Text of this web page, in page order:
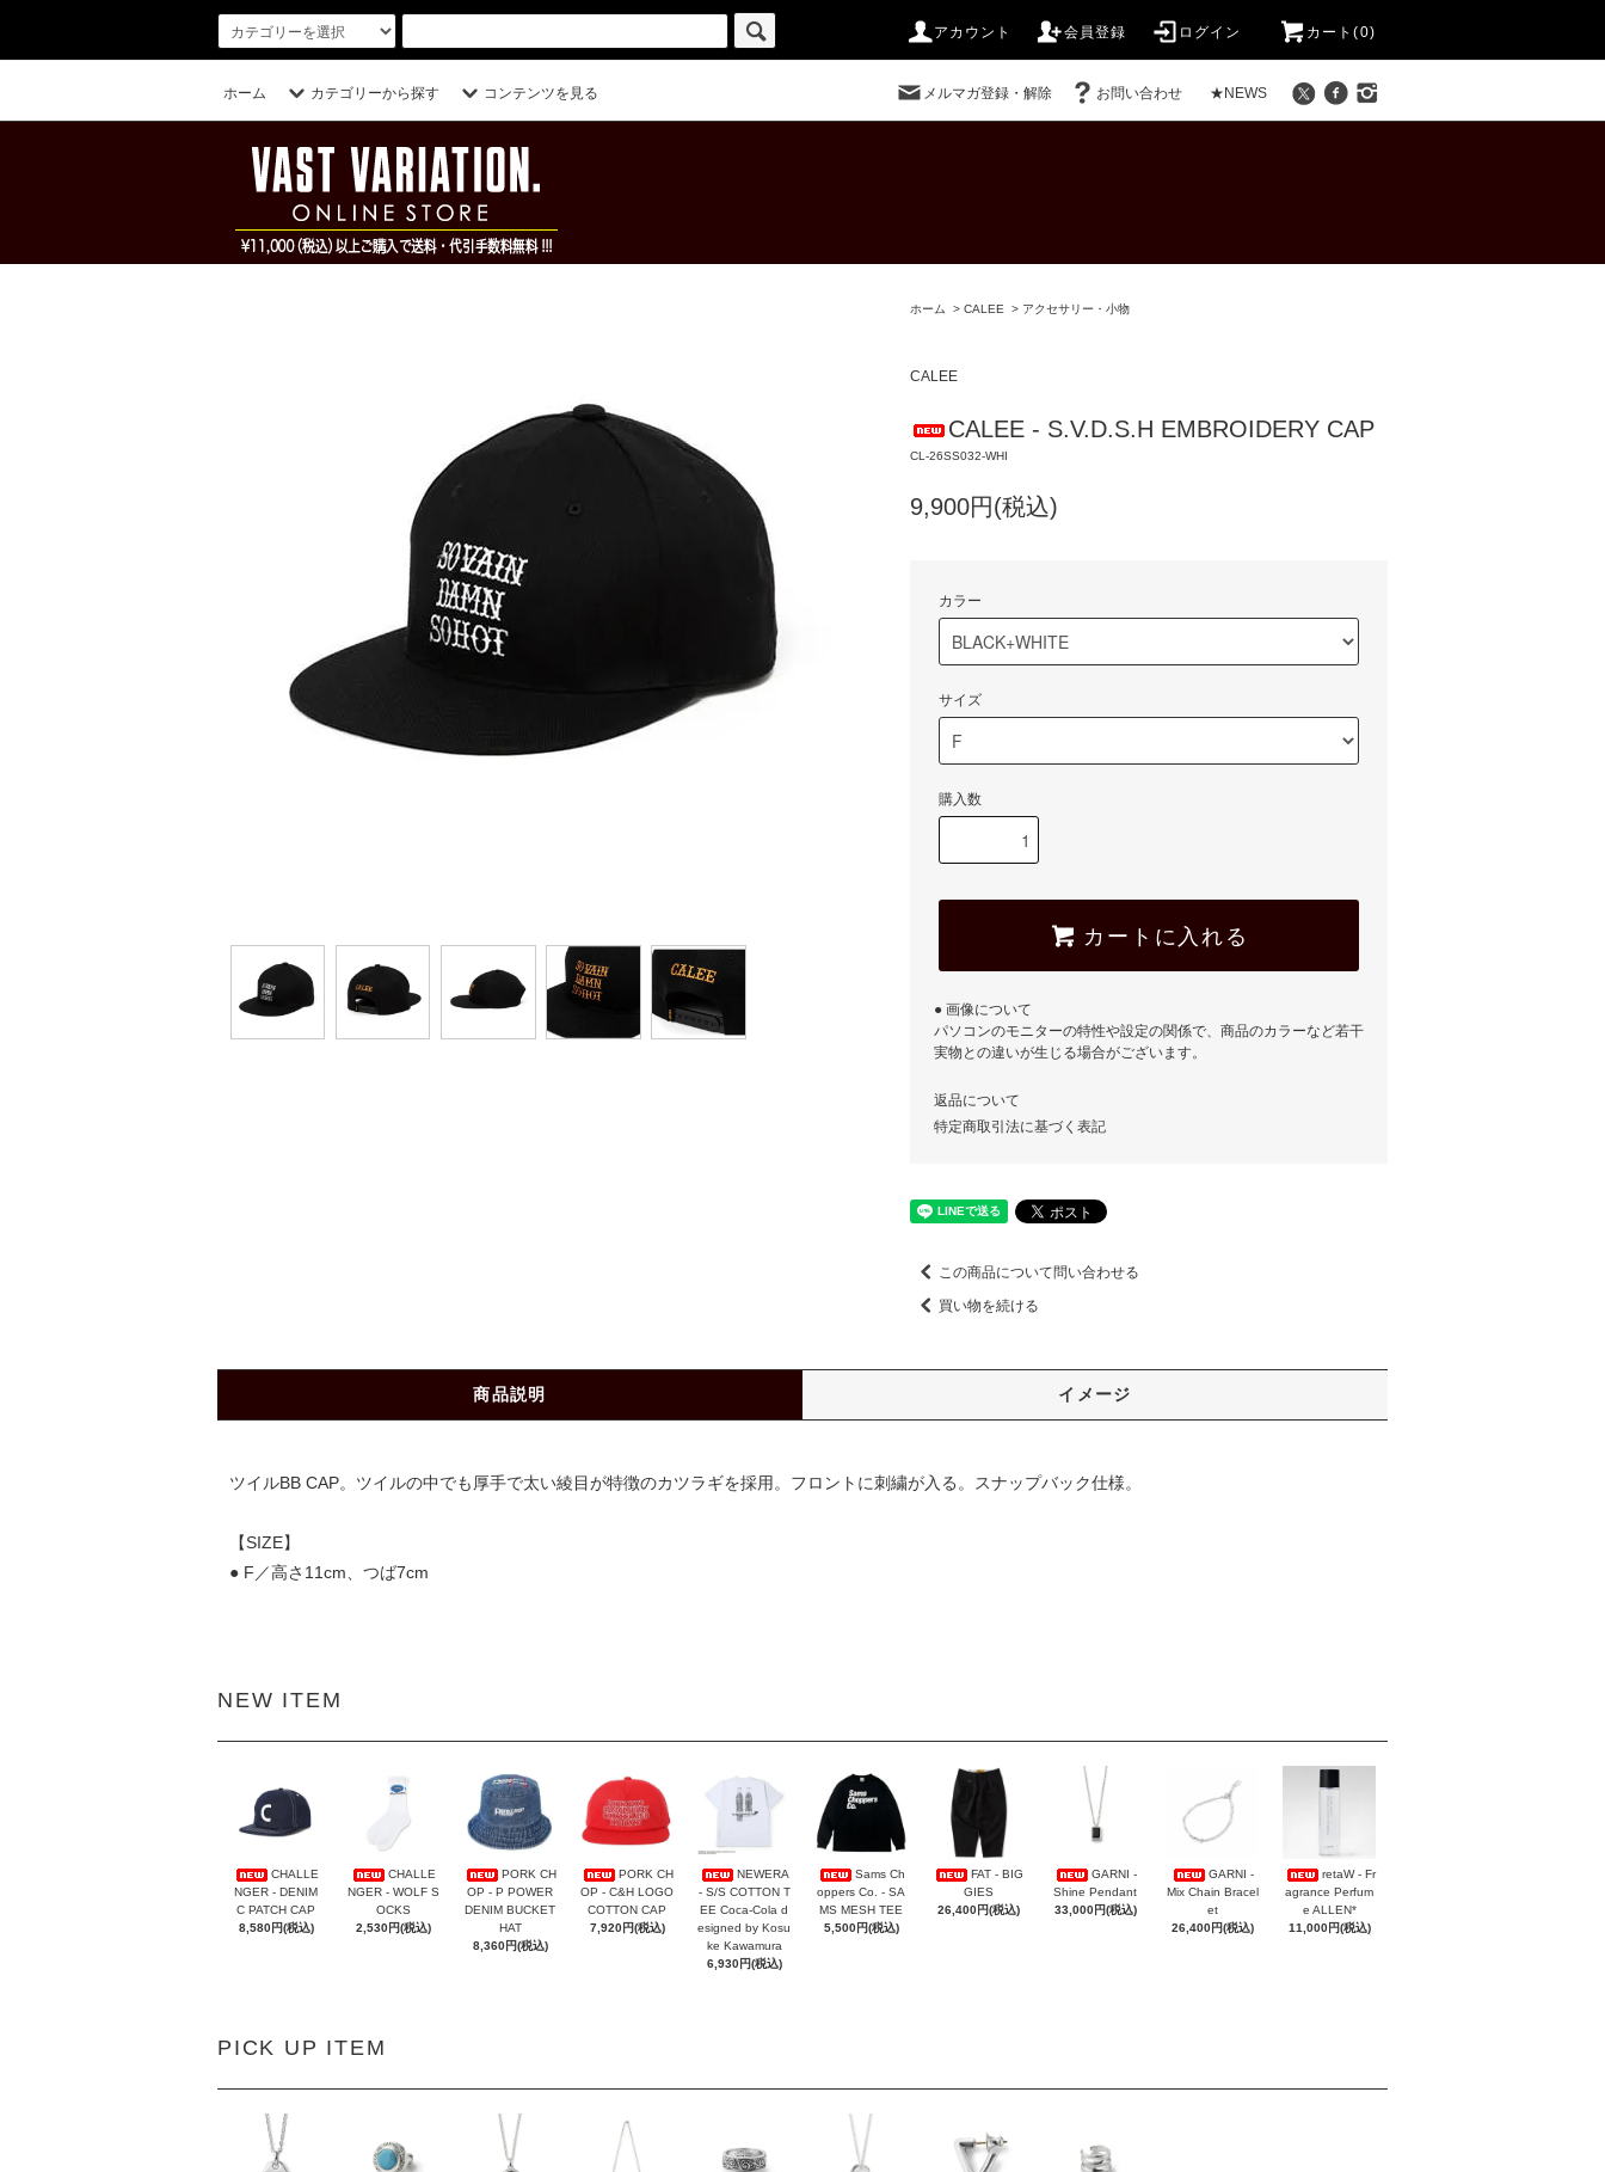
アカウント 会員登録 ログイン カート(0)
ホーム カテゴリーから探す コンテンツを見る メルマガ登録・解除 お問い合わせ ★NEWS
ホーム > CALEE > アクセサリー・小物
CALEE
CALEE - S.V.D.S.H EMBROIDERY CAP
CL-26SS032-WHI
9,900円(税込)
カラー
サイズ
購入数
カートに入れる
● 画像について
パソコンのモニターの特性や設定の関係で、商品のカラーなど若干
実物との違いが生じる場合がございます。
返品について
特定商取引法に基づく表記
この商品について問い合わせる
買い物を続ける
商品説明 イメージ
ツイルBB CAP。ツイルの中でも厚手で太い綾目が特徴のカツラギを採用。フロントに刺繍が入る。スナップバック仕様。
【SIZE】
● F／高さ11cm、つば7cm
NEW ITEM
CHALLE
NGER - DENIM
C PATCH CAP
8,580円(税込)
CHALLE
NGER - WOLF S
OCKS
2,530円(税込)
PORK CH
OP - P POWER
DENIM BUCKET
HAT
8,360円(税込)
PORK CH
OP - C&H LOGO
COTTON CAP
7,920円(税込)
NEWERA
- S/S COTTON T
EE Coca-Cola d
esigned by Kosu
ke Kawamura
6,930円(税込)
Sams Ch
oppers Co. - SA
MS MESH TEE
5,500円(税込)
FAT - BIG
GIES
26,400円(税込)
GARNI -
Shine Pendant
33,000円(税込)
GARNI -
Mix Chain Bracel
et
26,400円(税込)
retaW - Fr
agrance Perfum
e ALLEN*
11,000円(税込)
PICK UP ITEM